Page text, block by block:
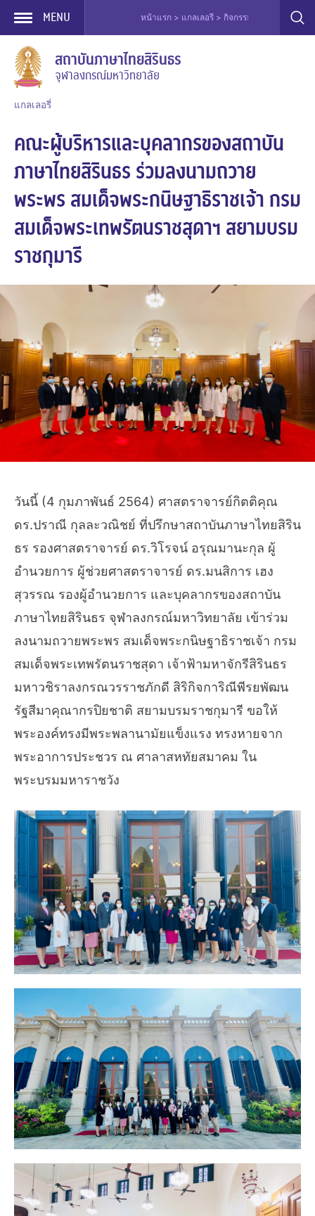
Skip
content
MENU หน้าแรก > แกลเลอรี > กิจกรรมอื่น ๆ > คณะผู้บริหารและบุ
สถาบันภาษาไทยสิรินธร
จุฬาลงกรณ์มหาวิทยาลัย
แกลเลอรี่
คณะผู้บริหารและบุคลากรของสถาบัน
ภาษาไทยสิรินธร ร่วมลงนามถวาย
พระพร สมเด็จพระกนิษฐาธิราชเจ้า กรม
สมเด็จพระเทพรัตนราชสุดาฯ สยามบรม
ราชกุมารี
วันนี้ (4 กุมภาพันธ์ 2564) ศาสตราจารย์กิตติคุณ
ดร.ปราณี กุลละวณิชย์ ที่ปรึกษาสถาบันภาษาไทยสิริน
ธร รองศาสตราจารย์ ดร.วิโรจน์ อรุณมานะกุล ผู้
อำนวยการ ผู้ช่วยศาสตราจารย์ ดร.มนสิการ เฮง
สุวรรณ รองผู้อำนวยการ และบุคลากรของสถาบัน
ภาษาไทยสิรินธร จุฬาลงกรณ์มหาวิทยาลัย เข้าร่วม
ลงนามถวายพระพร สมเด็จพระกนิษฐาธิราชเจ้า กรม
สมเด็จพระเทพรัตนราชสุดา เจ้าฟ้ามหาจักรีสิรินธร
มหาวชิราลงกรณวรราชภักดี สิริกิจการิณีพีรยพัฒน
รัฐสีมาคุณากรปิยชาติ สยามบรมราชกุมารี ขอให้
พระองค์ทรงมีพระพลานามัยแข็งแรง ทรงหายจาก
พระอาการประชวร ณ ศาลาสหทัยสมาคม ใน
พระบรมมหาราชวัง